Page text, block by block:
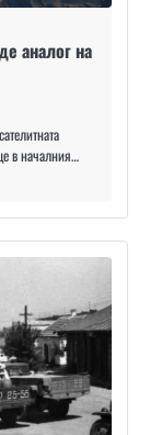
аналог на
в началния…